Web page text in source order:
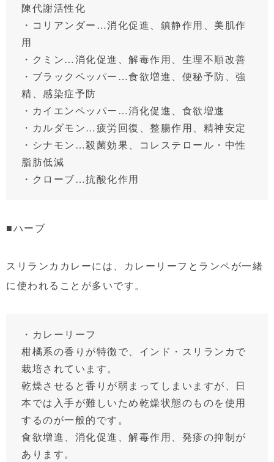
陳代謝活性化
・コリアンダー…消化促進、鎮静作用、美肌作
用
・クミン…消化促進、解毒作用、生理不順改善
・ブラックペッパー…食欲増進、便秘予防、強
精、感染症予防
・カイエンペッパー…消化促進、食欲増進
・カルダモン…疲労回復、整腸作用、精神安定
・シナモン…殺菌効果、コレステロール・中性
脂肪低減
・クローブ…抗酸化作用
■ハーブ
スリランカカレーには、カレーリーフとランペが一緒
に使われることが多いです。
・カレーリーフ
柑橘系の香りが特徴で、インド・スリランカで
栽培されています。
乾燥させると香りが弱まってしまいますが、日
本では入手が難しいため乾燥状態のものを使用
するのが一般的です。
食欲増進、消化促進、解毒作用、発疹の抑制が
あります。